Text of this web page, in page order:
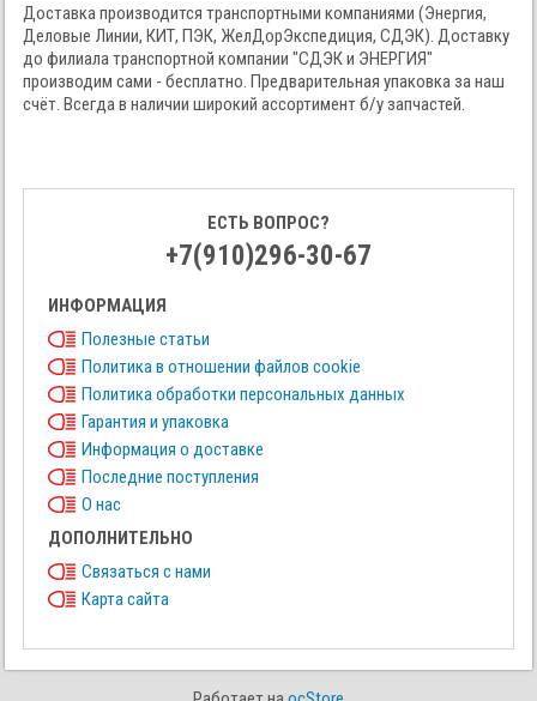
Доставка производится транспортными компаниями (Энергия,
Деловые Линии, КИТ, ПЭК, ЖелДорЭкспедиция, СДЭК). Доставку
до филиала транспортной компании "СДЭК и ЭНЕРГИЯ"
производим сами - бесплатно. Предварительная упаковка за наш
счёт. Всегда в наличии широкий ассортимент б/у запчастей.
ЕСТЬ ВОПРОС?
+7(910)296-30-67
ИНФОРМАЦИЯ
Полезные статьи
Политика в отношении файлов cookie
Политика обработки персональных данных
Гарантия и упаковка
Информация о доставке
Последние поступления
О нас
ДОПОЛНИТЕЛЬНО
Связаться с нами
Карта сайта